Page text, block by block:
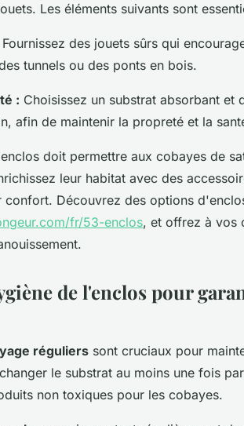
Les éléments suivants sont
Fournissez des jouets sûrs qui
tunnels ou des ponts en bois.
: Choisissez un substrat absorbant et
afin de maintenir la propreté et la
doit permettre aux cobayes de
leur habitat avec des
confort. Découvrez des options
fr/53-enclos, et offrez à vos
de l'enclos pour
réguliers sont cruciaux pour
le substrat au moins une fois
non toxiques pour les cobayes.